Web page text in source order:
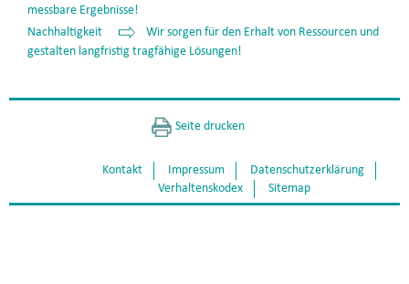
messbare Ergebnisse!
Nachhaltigkeit
Wir sorgen für den Erhalt von Ressourcen und
gestalten langfristig tragfähige Lösungen!
Seite drucken
Kontakt Impressum
Datenschutzerklärung
Verhaltenskodex
Sitemap